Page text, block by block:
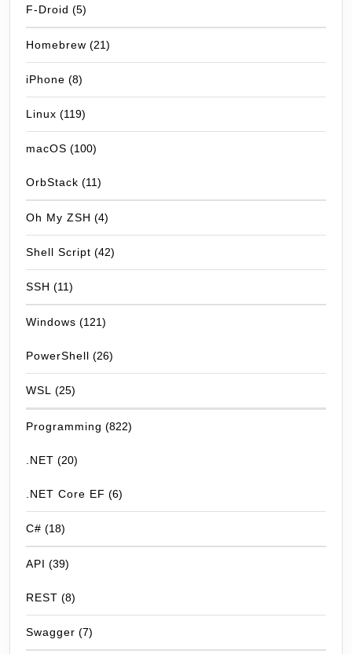
F-Droid (5)
Homebrew (21)
iPhone (8)
Linux (119)
macOS (100)
OrbStack (11)
Oh My ZSH (4)
Shell Script (42)
SSH (11)
Windows (121)
PowerShell (26)
WSL (25)
Programming (822)
.NET (20)
.NET Core EF (6)
C# (18)
API (39)
REST (8)
Swagger (7)